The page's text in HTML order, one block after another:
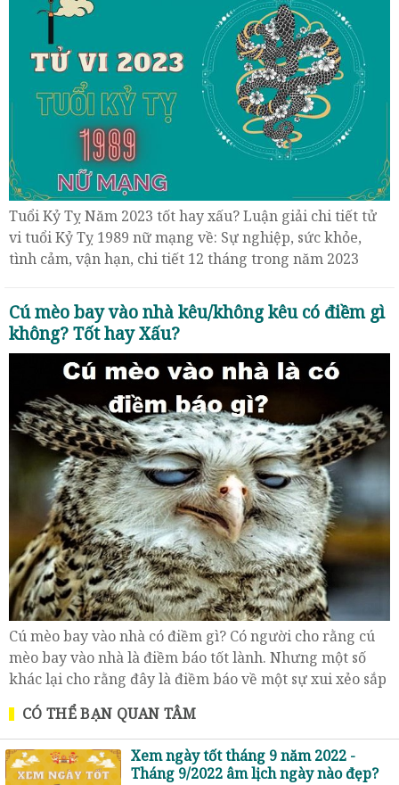
Tuổi Kỷ Tỵ Năm 2023 tốt hay xấu? Luận giải chi tiết tử
vi tuổi Kỷ Tỵ 1989 nữ mạng về: Sự nghiệp, sức khỏe,
tình cảm, vận hạn, chi tiết 12 tháng trong năm 2023
Cú mèo bay vào nhà kêu/không kêu có điềm gì
không? Tốt hay Xấu?
Cú mèo bay vào nhà có điềm gì? Có người cho rằng cú
mèo bay vào nhà là điềm báo tốt lành. Nhưng một số
khác lại cho rằng đây là điềm báo về một sự xui xẻo sắp
xảy đến. Cụ thể như thế nào mời bạn theo dõi nội dung
dưới đây
CÓ THỂ BẠN QUAN TÂM
Xem ngày tốt tháng 9 năm 2022 -
Tháng 9/2022 âm lịch ngày nào đẹp?